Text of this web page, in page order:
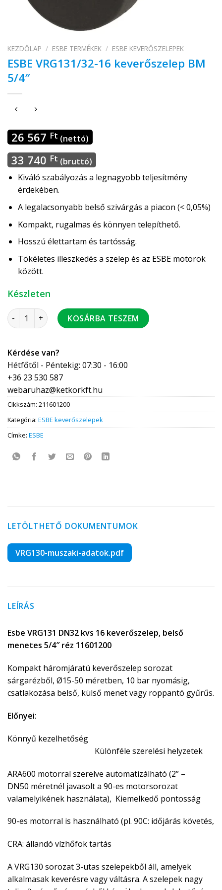
KEZDŐLAP / ESBE TERMÉKEK / ESBE KEVERŐSZELEPEK
ESBE VRG131/32-16 keverőszelep BM
5/4″
26 567 Ft (nettó)
33 740 Ft (bruttó)
Kiváló szabályozás a legnagyobb teljesítmény
érdekében.
A legalacsonyabb belső szivárgás a piacon (< 0,05%)
Kompakt, rugalmas és könnyen telepíthető.
Hosszú élettartam és tartósság.
Tökéletes illeszkedés a szelep és az ESBE motorok
között.
Készleten
ESBE VRG131/32-16 keverőszelep BM 5/4" mennyiség
KOSÁRBA TESZEM
Kérdése van?
Hétfőtől - Péntekig: 07:30 - 16:00
+36 23 530 587
webaruhaz@ketkorkft.hu
Cikkszám: 211601200
Kategória: ESBE keverőszelepek
Címke: ESBE
LETÖLTHETŐ DOKUMENTUMOK
VRG130-muszaki-adatok.pdf
LEÍRÁS
Esbe VRG131 DN32 kvs 16 keverőszelep, belső
menetes 5/4″ réz 11601200
Kompakt háromjáratú keverőszelep sorozat
sárgarézből, Ø15-50 méretben, 10 bar nyomásig,
csatlakozása belső, külső menet vagy roppantó gyűrűs.
Előnyei:
Könnyű kezelhetőség
Különféle szerelési helyzetek
ARA600 motorral szerelve automatizálható (2” –
DN50 méretnél javasolt a 90-es motorsorozat
valamelyikének használata), Kiemelkedő pontosság
90-es motorral is használható (pl. 90C: időjárás követés,
CRA: állandó vízhőfok tartás
A VRG130 sorozat 3-utas szelepekből áll, amelyek
alkalmasak keverésre vagy váltásra. A szelepek nagy